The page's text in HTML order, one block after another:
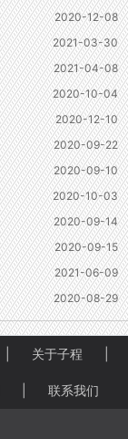
2020-12-08
2021-03-30
2021-04-08
2020-10-04
2020-12-10
2020-09-22
2020-09-10
2020-10-03
2020-09-14
2020-09-15
2021-06-09
2020-08-29
关于子程
联系我们